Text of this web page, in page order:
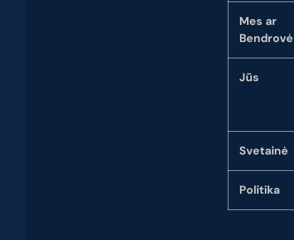
Mes ar
Bendrovė
Jūs
Svetainė
Politika